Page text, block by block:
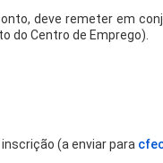
deve remeter em
do Centro de Emprego).
(a enviar para